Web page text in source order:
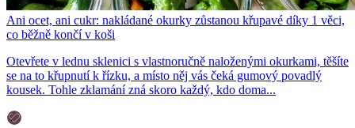
Ani ocet, ani cukr: nakládané okurky zůstanou křupavé díky 1 věci,
co běžně končí v koši
Otevřete v lednu sklenici s vlastnoručně naloženými okurkami, těšíte
se na to křupnutí k řízku, a místo něj vás čeká gumový povadlý
kousek. Tohle zklamání zná skoro každý, kdo doma...